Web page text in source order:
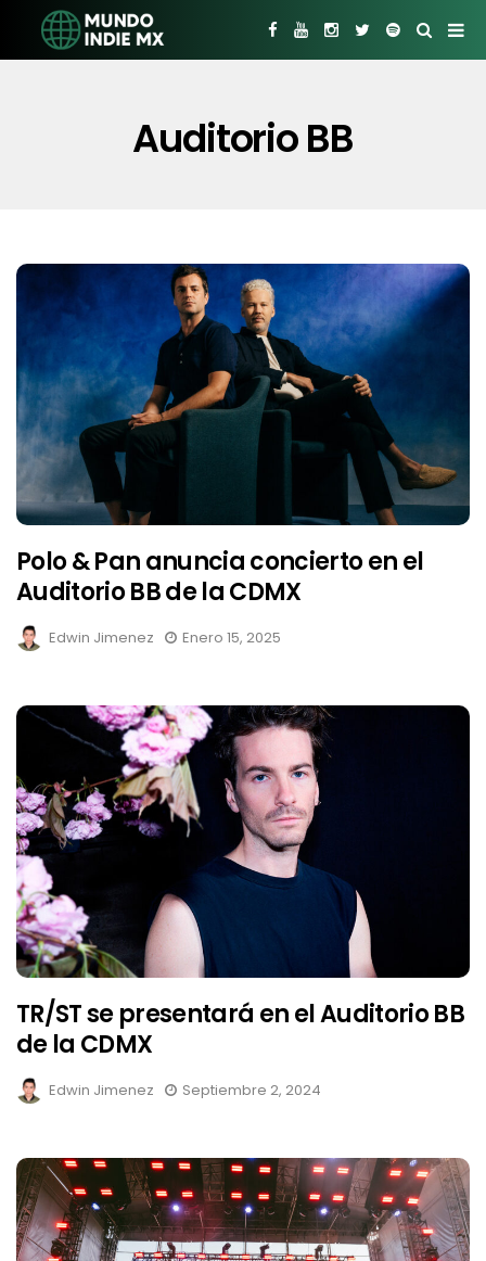
Auditorio BB
Polo & Pan anuncia concierto en el
Auditorio BB de la CDMX
Edwin Jimenez Enero 15, 2025
TR/ST se presentará en el Auditorio BB
de la CDMX
Edwin Jimenez Septiembre 2, 2024